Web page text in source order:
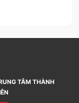
TÂM THÀNH